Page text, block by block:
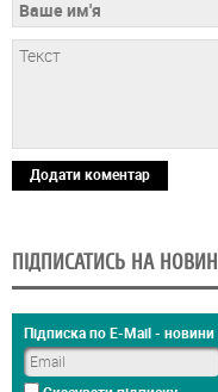
Додати коментар
ПІДПИСАТИСЬ НА
Підписка по E-Mail - новини